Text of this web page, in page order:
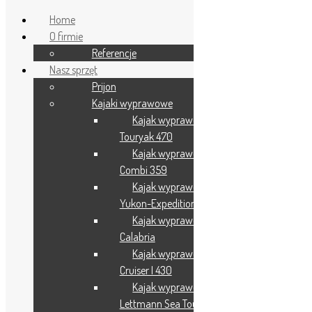
Ułatwienia dostępu
Odwróć kolory
Monochromatyczny
Ciemny kontrast
Jasny kontrast
Niskie nasycenie
Wysokie nasycenie
Home
O firmie
Referencje
Nasz sprzęt
Prijon
Kajaki wyprawowe
Kajak wyprawowy – Prijon
Touryak 470
Kajak wyprawowy – Prijon
Combi 359
Kajak wyprawowy – Prijon
Yukon-Expedition
Kajak wyprawowy – Prijon
Calabria
Kajak wyprawowy – Prijon
Cruiser I 430
Kajak wyprawowy –
Lettmann Sea Tour Touring